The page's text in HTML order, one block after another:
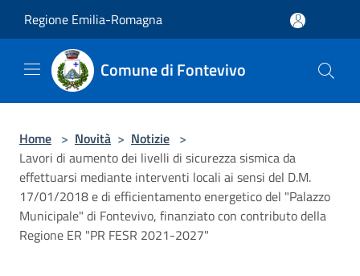
Regione Emilia-Romagna
Comune di Fontevivo
Home > Novità > Notizie >
Lavori di aumento dei livelli di sicurezza sismica da
effettuarsi mediante interventi locali ai sensi del D.M.
17/01/2018 e di efficientamento energetico del "Palazzo
Municipale" di Fontevivo, finanziato con contributo della
Regione ER "PR FESR 2021-2027"